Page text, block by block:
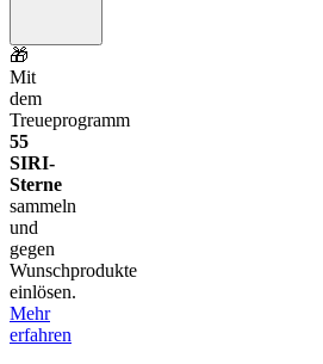
🎁
Mit
dem
Treueprogramm
55
SIRI-
Sterne
sammeln
und
gegen
Wunschprodukte
einlösen.
Mehr
erfahren